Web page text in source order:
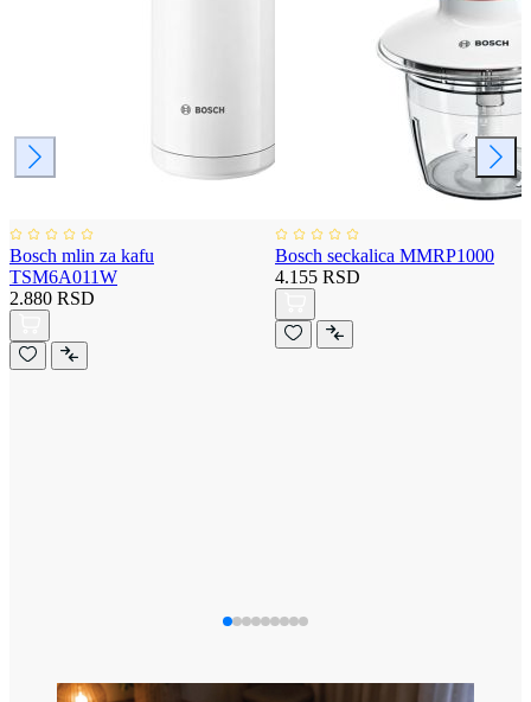
Bosch mlin za kafu
TSM6A011W
2.880 RSD
Bosch seckalica MMRP1000
4.155 RSD